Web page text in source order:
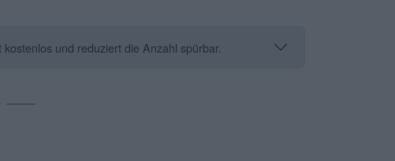
und reduziert die Anzahl spürbar.